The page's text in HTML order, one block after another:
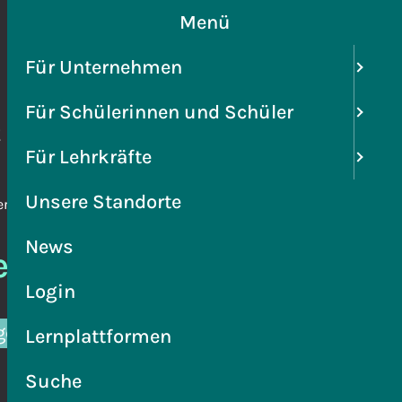
werden.
Menü
Für Unternehmen
Für Schülerinnen und Schüler
Für Lehrkräfte
Unsere Standorte
News
Login
Lernplattformen
Suche